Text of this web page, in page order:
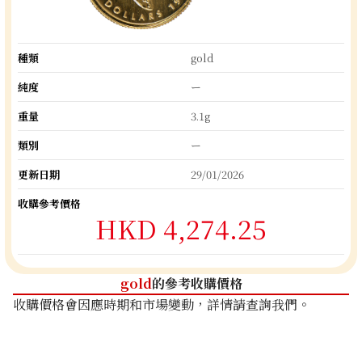
種類
gold
純度
ー
重量
3.1g
類別
ー
更新日期
29/01/2026
收購參考價格
HKD 4,274.25
gold的參考收購價格
收購價格會因應時期和市場變動，詳情請查詢我們。